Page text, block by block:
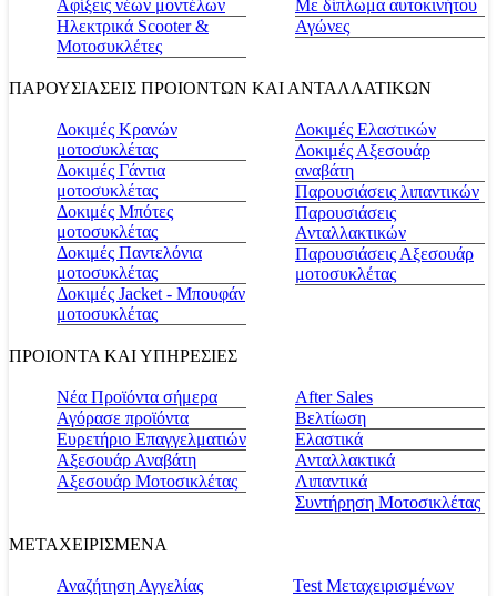
Αφίξεις νέων μοντέλων
Ηλεκτρικά Scooter &
Μοτοσυκλέτες
Με δίπλωμα αυτοκινήτου
Αγώνες
ΠΑΡΟΥΣΙΑΣΕΙΣ ΠΡΟΙΟΝΤΩΝ ΚΑΙ ΑΝΤΑΛΛΑΤΙΚΩΝ
Δοκιμές Κρανών
μοτοσυκλέτας
Δοκιμές Γάντια
μοτοσυκλέτας
Δοκιμές Μπότες
μοτοσυκλέτας
Δοκιμές Παντελόνια
μοτοσυκλέτας
Δοκιμές Jacket - Μπουφάν
μοτοσυκλέτας
Δοκιμές Ελαστικών
Δοκιμές Αξεσουάρ
αναβάτη
Παρουσιάσεις λιπαντικών
Παρουσιάσεις
Ανταλλακτικών
Παρουσιάσεις Αξεσουάρ
μοτοσυκλέτας
ΠΡΟΙΟΝΤΑ ΚΑΙ ΥΠΗΡΕΣΙΕΣ
Νέα Προϊόντα σήμερα
Αγόρασε προϊόντα
Ευρετήριο Επαγγελματιών
Αξεσουάρ Αναβάτη
Αξεσουάρ Μοτοσικλέτας
Αfter Sales
Βελτίωση
Ελαστικά
Ανταλλακτικά
Λιπαντικά
Συντήρηση Μοτοσικλέτας
ΜΕΤΑΧΕΙΡΙΣΜΕΝΑ
Αναζήτηση Αγγελίας
Test Μεταχειρισμένων